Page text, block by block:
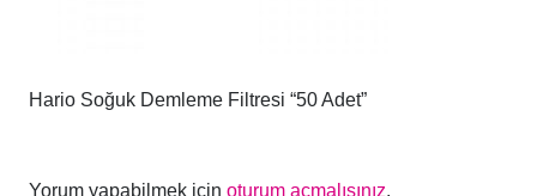
Hario Soğuk Demleme Filtresi “50 Adet”
Yorum yapabilmek için oturum açmalısınız.